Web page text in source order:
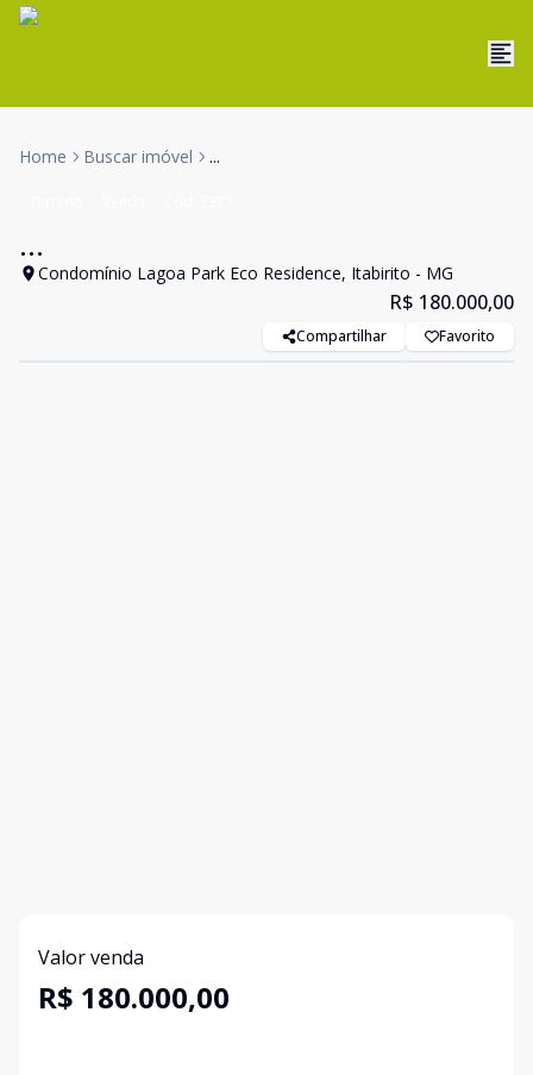
Home Buscar imóvel ...
...
Condomínio Lagoa Park Eco Residence, Itabirito - MG
R$ 180.000,00
Compartilhar Favorito
Valor venda
R$ 180.000,00